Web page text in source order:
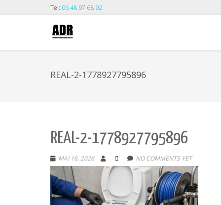
Tel: 06 48 97 68 92
REAL-2-1778927795896
REAL-2-1778927795896
MAI 16, 2026 NO COMMENTS YET